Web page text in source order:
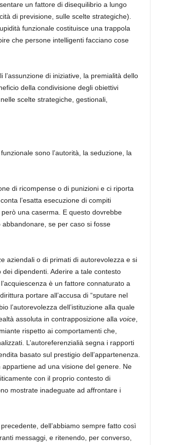
un fattore di disequilibrio a lungo
di previsione, sulle scelte strategiche).
funzionale costituisce una trappola
che persone intelligenti facciano cose
di iniziative, la premialità dello
della condivisione degli obiettivi
scelte strategiche, gestionali,
sono l’autorità, la seduzione, la
di ricompense o di punizioni e ci riporta
l’esatta esecuzione di compiti
una caserma. E questo dovrebbe
se per caso si fosse
aziendali o di primati di autorevolezza e si
dipendenti. Aderire a tale contesto
è un fattore connaturato a
portare all’accusa di “sputare nel
l’autorevolezza dell’istituzione alla quale
assoluta in contrapposizione alla voice,
rispetto ai comportamenti che,
L’autoreferenzialià segna i rapporti
basato sul prestigio dell’appartenenza.
appartiene ad una visione del genere. Ne
con il proprio contesto di
mostrate inadeguate ad affrontare i
dell’abbiamo sempre fatto così
messaggi, e ritenendo, per converso,